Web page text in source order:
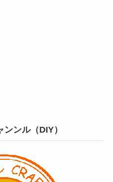
ンル（DIY）